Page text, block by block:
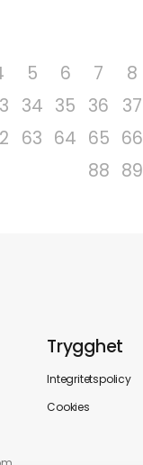
5 6 7 8
34 35 36 37
63 64 65 66
88 89
Trygghet
Integritetspolicy
Cookies